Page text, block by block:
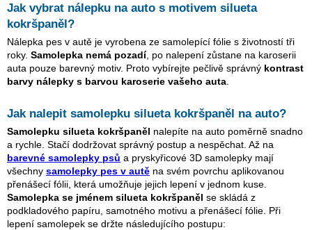
Jak vybrat nálepku na auto s motivem silueta
kokršpaněl?
Nálepka pes v autě je vyrobena ze samolepící fólie s životností tři
roky. Samolepka nemá pozadí, po nalepení zůstane na karoserii
auta pouze barevný motiv. Proto vybírejte pečlivě správný kontrast
barvy nálepky s barvou karoserie vašeho auta
Jak nalepit samolepku silueta kokršpaněl na auto?
Samolepku silueta kokršpaněl nalepíte na auto poměrně snadno
a rychle. Stačí dodržovat správný postup a nespěchat. Až na
barevné samolepky psů a pryskyřicové 3D samolepky mají
všechny samolepky pes v autě na svém povrchu aplikovanou
přenášecí fólii, která umožňuje jejich lepení v jednom kuse.
Samolepka se jménem silueta kokršpaněl se skládá z
podkladového papíru, samotného motivu a přenášecí fólie. Při
lepení samolepek se držte následujícího postupu: